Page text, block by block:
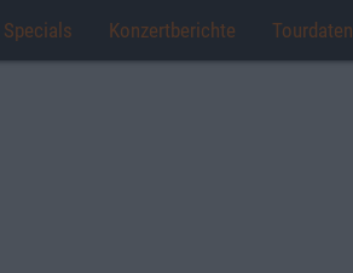
Specials Konzertberichte Tourdaten